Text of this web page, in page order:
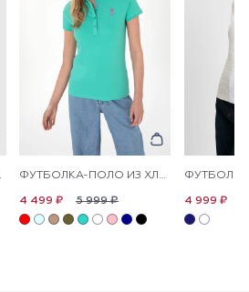
КОСЫ ФУТБОЛКА-ПОЛО ИЗ ХЛОПКА С ПРИНТОМ НА ПЛАНКЕ
5 999 ₽
4 499 ₽ 4 999 ₽